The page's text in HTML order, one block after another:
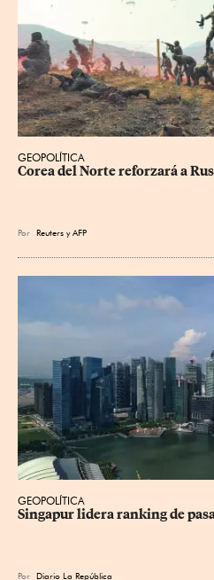
GEOPOLÍTICA
Corea del Norte reforzará a
Por Reuters yAFP
GEOPOLÍTICA
Singapur lidera ranking de
Por Diario La República